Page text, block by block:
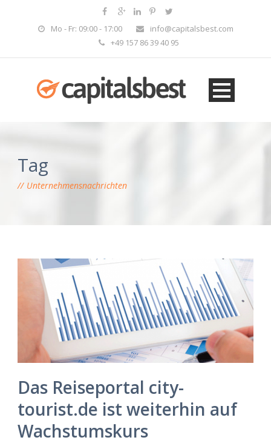
Mo - Fr: 09:00 - 17:00
info@capitalsbest.com
+49 157 86 39 40 95
EN
Tag
Unternehmensnachrichten
Das Reiseportal city-
tourist.de ist weiterhin auf
Wachstumskurs